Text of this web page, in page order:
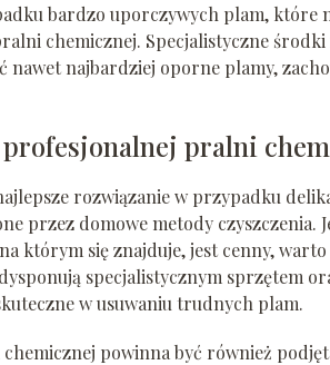
bardzo uporczywych plam, które
chemicznej. Specjalistyczne
nawet najbardziej oporne plamy,
pralni
rozwiązanie w przypadku
przez domowe metody czyszczenia.
którym się znajduje, jest cenny, warto
specjalistycznym sprzętem
w usuwaniu trudnych plam.
powinna być również